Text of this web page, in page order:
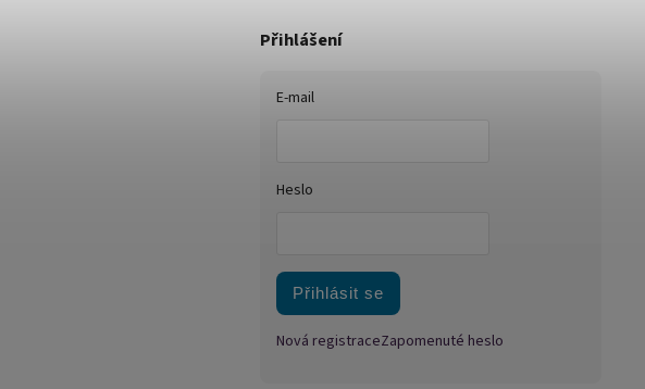
Přihlášení
E-mail
Heslo
Přihlásit se
Nová registraceZapomenuté heslo